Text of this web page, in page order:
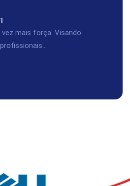
mais força. Visando